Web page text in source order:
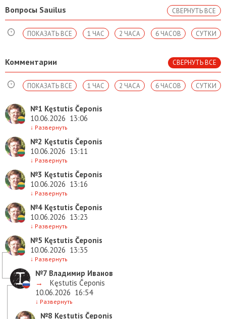
Вопросы Sauilus СВЕРНУТЬ ВСЕ
СУТКИ
6 ЧАСОВ
2 ЧАСА
1 ЧАС
ПОКАЗАТЬ ВСЕ
Комментарии СВЕРНУТЬ ВСЕ
СУТКИ
6 ЧАСОВ
2 ЧАСА
1 ЧАС
ПОКАЗАТЬ ВСЕ
№1 Kęstutis Čeponis
10.06.2026 13:06
↓ Развернуть
№2 Kęstutis Čeponis
10.06.2026 13:11
↓ Развернуть
№3 Kęstutis Čeponis
10.06.2026 13:16
↓ Развернуть
№4 Kęstutis Čeponis
10.06.2026 13:23
↓ Развернуть
№5 Kęstutis Čeponis
10.06.2026 13:35
↓ Развернуть
№7 Владимир Иванов
→
Kęstutis Čeponis
10.06.2026 16:54
↓ Развернуть
№8 Kęstutis Čeponis